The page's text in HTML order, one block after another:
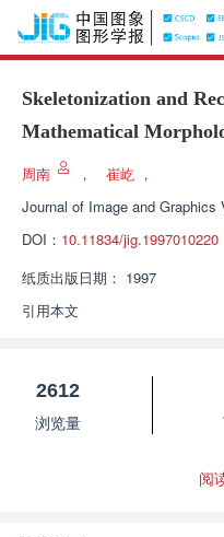
Skeletonization and
Mathematical
周南 ， 崔屹 ，
Journal of Image and Graphics
DOI： 10.11834/jig.1997010220
纸质出版日期： 1997
引用本文
2612
浏览量
阅